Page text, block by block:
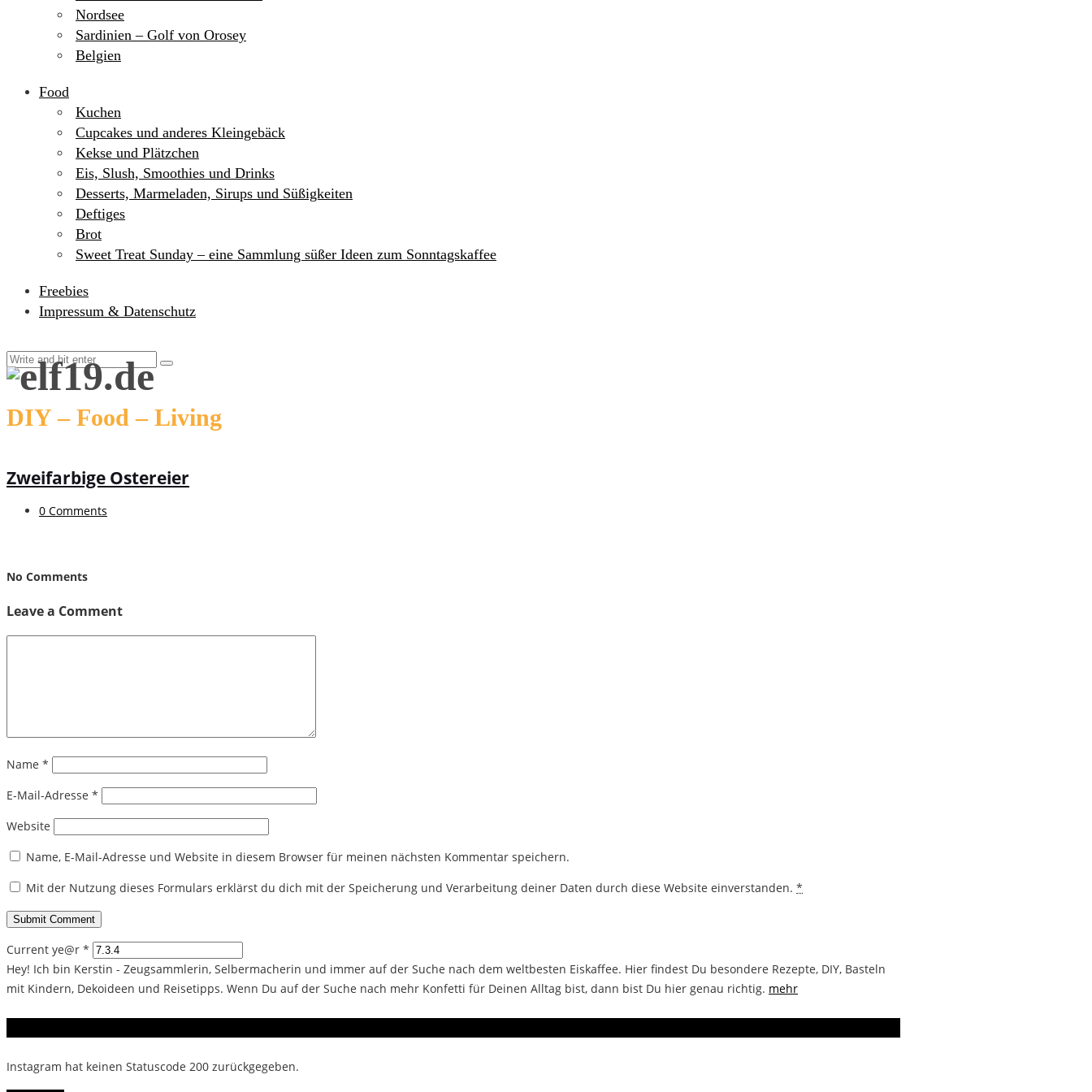
Nordsee
Sardinien – Golf von Orosey
Belgien
Food
Kuchen
Cupcakes und anderes Kleingebäck
Kekse und Plätzchen
Eis, Slush, Smoothies und Drinks
Desserts, Marmeladen, Sirups und Süßigkeiten
Deftiges
Brot
Sweet Treat Sunday – eine Sammlung süßer Ideen zum Sonntagskaffee
Freebies
Impressum & Datenschutz
DIY – Food – Living
Zweifarbige Ostereier
0 Comments
No Comments
Leave a Comment
Name *
E-Mail-Adresse *
Website
Name, E-Mail-Adresse und Website in diesem Browser für meinen nächsten Kommentar speichern.
Mit der Nutzung dieses Formulars erklärst du dich mit der Speicherung und Verarbeitung deiner Daten durch diese Website einverstanden. *
Current ye@r *
Hey! Ich bin Kerstin - Zeugsammlerin, Selbermacherin und immer auf der Suche nach dem weltbesten Eiskaffee. Hier findest Du besondere Rezepte, DIY, Basteln
mit Kindern, Dekoideen und Reisetipps. Wenn Du auf der Suche nach mehr Konfetti für Deinen Alltag bist, dann bist Du hier genau richtig. mehr
Instagram hat keinen Statuscode 200 zurückgegeben.